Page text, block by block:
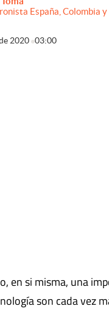
España, Colombia
2020 03:00
pestaña
en si misma, una
son cada vez